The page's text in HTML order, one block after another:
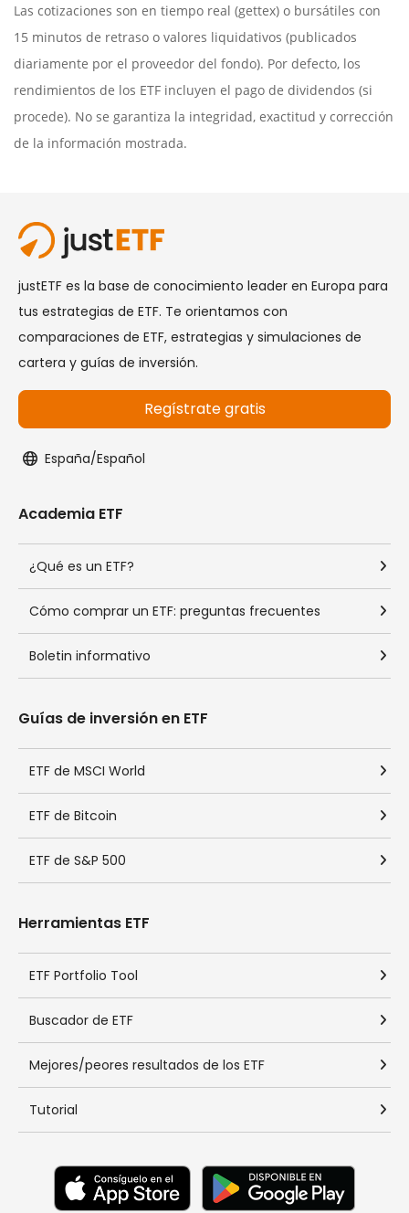
Las cotizaciones son en tiempo real (gettex) o bursátiles con
15 minutos de retraso o valores liquidativos (publicados
diariamente por el proveedor del fondo). Por defecto, los
rendimientos de los ETF incluyen el pago de dividendos (si
procede). No se garantiza la integridad, exactitud y corrección
de la información mostrada.